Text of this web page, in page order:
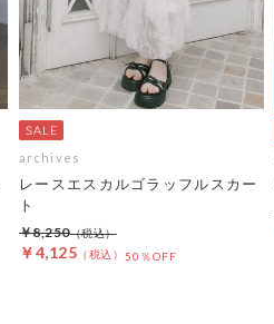
archives
レースエスカルゴラッフルスカー
ト
￥4,125 50％OFF
￥8,250